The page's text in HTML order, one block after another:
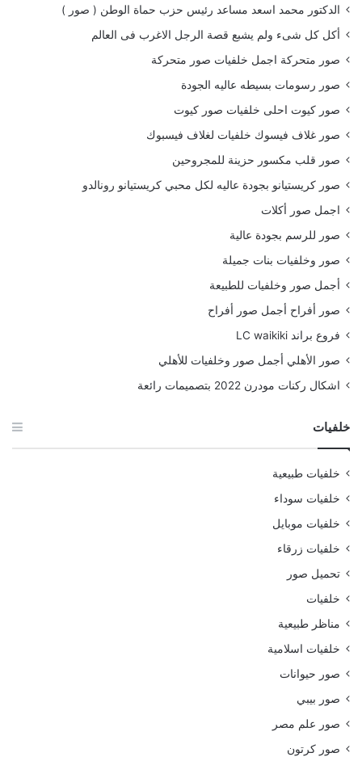
الدكتور محمد اسعد مساعد رئيس حزب حماة الوطن ( صور )
أكل كل شىء ولم يشبع قصة الرجل الاغرب فى العالم
صور متحركة اجمل خلفيات صور متحركة
صور رسومات بسيطه عاليه الجودة
صور كيوت احلى خلفيات صور كيوت
صور غلاف فيسوك خلفيات لغلاف فيسبوك
صور قلب مكسور حزينة للمجروحين
صور كريستيانو بجودة عاليه لكل محبي كريستيانو رونالدو
اجمل صور أكلات
صور للرسم بجودة عالية
صور وخلفيات بنات جميلة
أجمل صور وخلفيات للطبيعة
صور أفراح أجمل صور أفراح
فروع براند LC waikiki
صور الأهلي أجمل صور وخلفيات للأهلي
اشكال ركنات مودرن 2022 بتصميمات رائعة
خلفيات
خلفيات طبيعية
خلفيات سوداء
خلفيات موبايل
خلفيات زرقاء
تحميل صور
خلفيات
مناظر طبيعية
خلفيات اسلامية
صور حيوانات
صور بيبي
صور علم مصر
صور كرتون